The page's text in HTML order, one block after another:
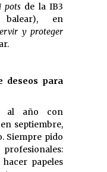
pots de la IB3
balear), en
y proteger
deseos para
al año con
septiembre,
Siempre pido
papeles